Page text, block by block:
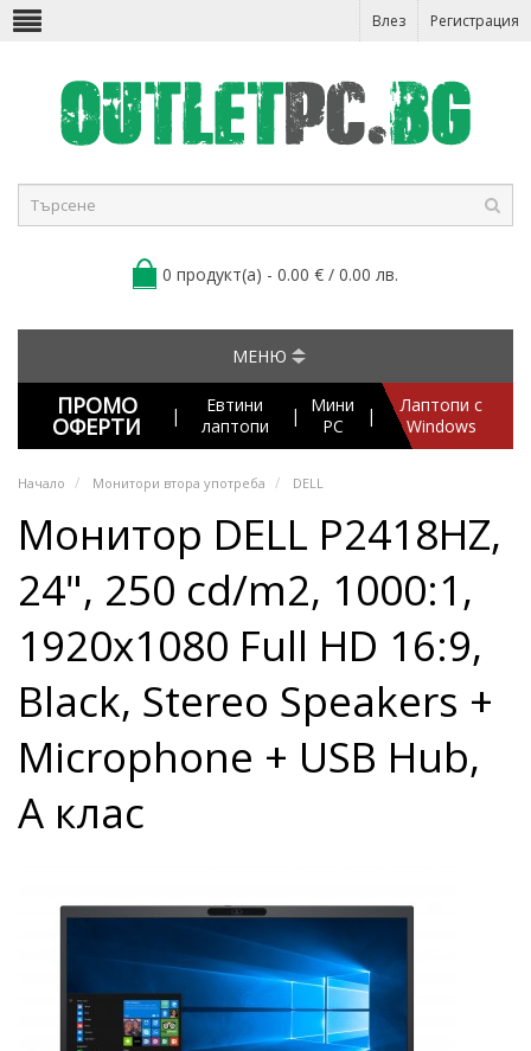
Влез Регистрация
0 продукт(а) - 0.00 € / 0.00 лв.
МЕНЮ
ПРОМО
ОФЕРТИ |
Евтини
лаптопи
|
Мини
PC
|
Лаптопи с
Windows
Начало Монитори втора употреба DELL
Монитор DELL P2418HZ,
24", 250 cd/m2, 1000:1,
1920x1080 Full HD 16:9,
Black, Stereo Speakers +
Microphone + USB Hub,
А клас